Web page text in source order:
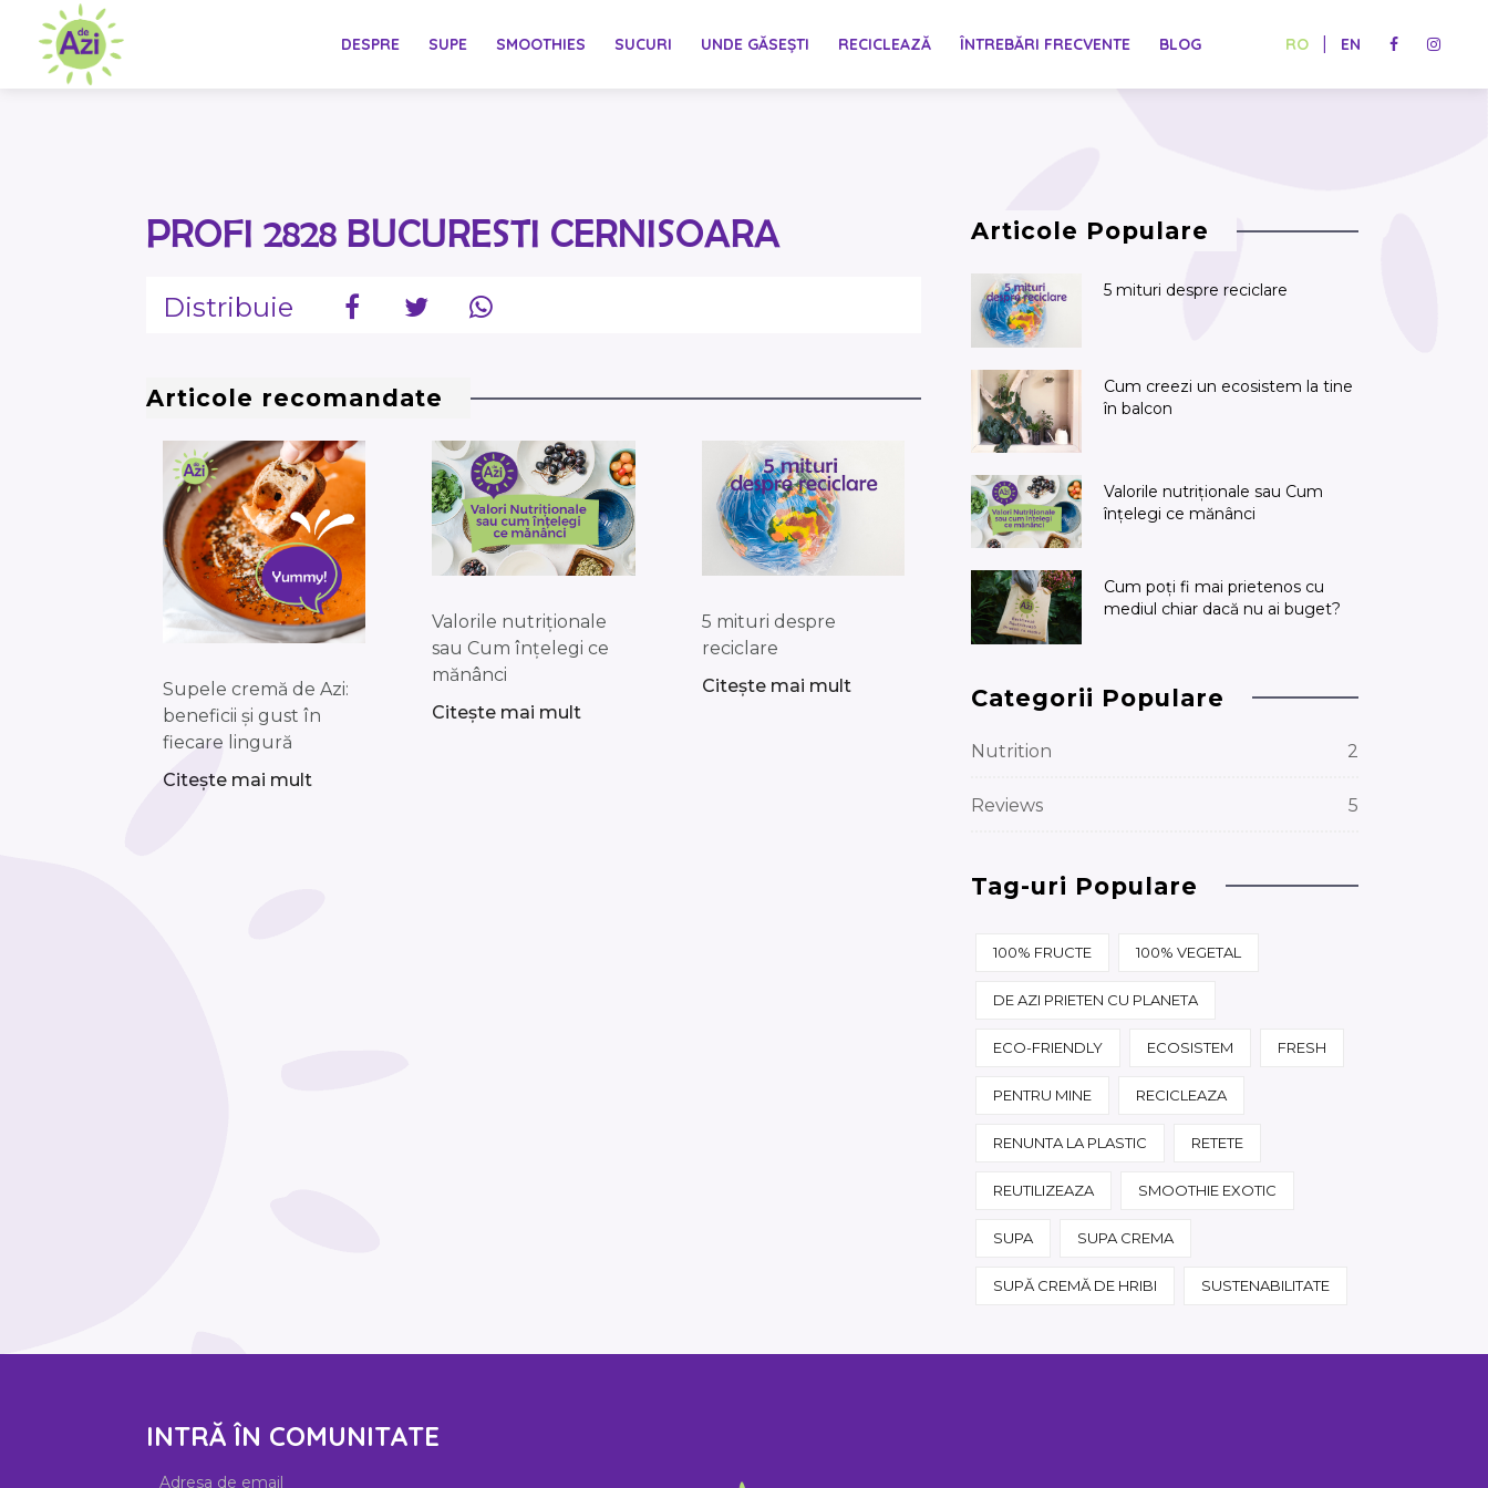
DESPRE SUPE SMOOTHIES SUCURI UNDE GĂSEȘTI RECICLEAZĂ ÎNTREBĂRI FRECVENTE BLOG RO EN
PROFI 2828 BUCURESTI CERNISOARA
Distribuie
Articole recomandate
Supele cremă de Azi:
beneficii și gust în
fiecare lingură
Citește mai mult
Valorile nutriționale
sau Cum înțelegi ce
mănânci
Citește mai mult
5 mituri despre
reciclare
Citește mai mult
Articole Populare
5 mituri despre reciclare
Cum creezi un ecosistem la tine
în balcon
Valorile nutriționale sau Cum
înțelegi ce mănânci
Cum poți fi mai prietenos cu
mediul chiar dacă nu ai buget?
Categorii Populare
Nutrition 2
Reviews 5
Tag-uri Populare
100% FRUCTE 100% VEGETAL
DE AZI PRIETEN CU PLANETA
ECO-FRIENDLY ECOSISTEM FRESH
PENTRU MINE RECICLEAZA
RENUNTA LA PLASTIC RETETE
REUTILIZEAZA SMOOTHIE EXOTIC
SUPA SUPA CREMA
SUPĂ CREMĂ DE HRIBI SUSTENABILITATE
INTRĂ ÎN COMUNITATE